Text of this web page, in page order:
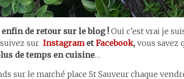
de retour sur le blog ! Oui c’est vrai je
sur InstagrametFacebook, vous savez
de temps en cuisine…
sur le marché place St Sauveur chaque